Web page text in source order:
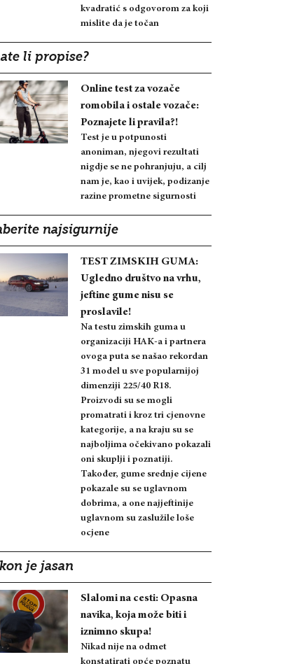
kvadratić s odgovorom za koji
mislite da je točan
li propise?
Online test za vozače
romobila i ostale vozače:
Poznajete li pravila?!
Test je u potpunosti
anoniman, njegovi rezultati
nigdje se ne pohranjuju, a cilj
nam je, kao i uvijek, podizanje
razine prometne sigurnosti
najsigurnije
TEST ZIMSKIH GUMA:
Ugledno društvo na vrhu,
jeftine gume nisu se
proslavile!
Na testu zimskih guma u
organizaciji HAK-a i partnera
ovoga puta se našao rekordan
31 model u sve popularnijoj
dimenziji 225/40 R18.
Proizvodi su se mogli
promatrati i kroz tri cjenovne
kategorije, a na kraju su se
najboljima očekivano pokazali
oni skuplji i poznatiji.
Također, gume srednje cijene
pokazale su se uglavnom
dobrima, a one najjeftinije
uglavnom su zaslužile loše
ocjene
je jasan
Slalomi na cesti: Opasna
navika, koja može biti i
iznimno skupa!
Nikad nije na odmet
konstatirati opće poznatu